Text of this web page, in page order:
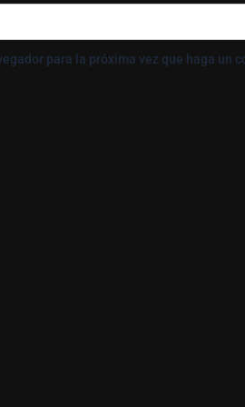
para la próxima vez que haga un